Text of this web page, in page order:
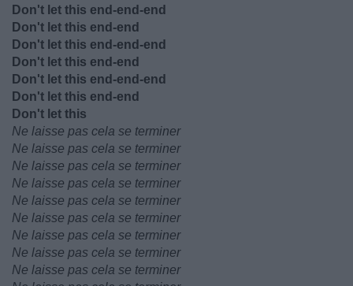
Don't let this end-end-end
Don't let this end-end
Don't let this end-end-end
Don't let this end-end
Don't let this end-end-end
Don't let this end-end
Don't let this
Ne laisse pas cela se terminer
Ne laisse pas cela se terminer
Ne laisse pas cela se terminer
Ne laisse pas cela se terminer
Ne laisse pas cela se terminer
Ne laisse pas cela se terminer
Ne laisse pas cela se terminer
Ne laisse pas cela se terminer
Ne laisse pas cela se terminer